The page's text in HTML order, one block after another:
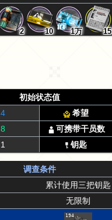
2 10 1万 15
初始状态值
4 希望
8 可携带干员数
1 钥匙
调查条件
累计使用三把钥匙
无限制
194